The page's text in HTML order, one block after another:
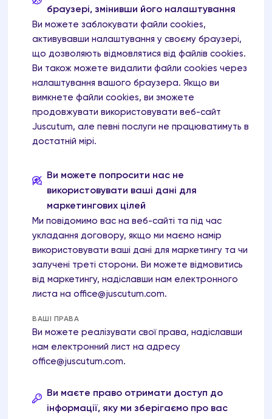
обробку ваших персональних даних. Якщо у нас
є інші законні підстави для обробки вашої
інформації, ми можемо продовжувати робити це
відповідно до ваших законних прав.
Законні інтереси
Обробка ваших даних необхідна для наших
законних інтересів, за умови, що ці інтереси не
порушують ваші права та інтереси. Ці законні
інтереси включають в себе:
для здійснення заходів, що необхідні для
укладення правочину або виконання інших
договорів з третіми особами;
виконання вимог законодавства, в тому числі
податкового законодавства, Закону України
"Про адвокатуру та адвокатську таємницю",
законодавства з питань архівного
зберігання;
вдосконалювання, налаштовування або
визначення ефективності маркетингових
кампаній;
забезпечення інформаційної безпеки даних.
У кожному випадку ці законні інтереси дійсні
лише в тому випадку, якщо вони не порушують
Ви можете заблокувати файли cookies,
активувавши налаштування у своєму браузері,
що дозволяють відмовлятися від файлів cookies.
Ви також можете видалити файли cookies через
налаштування вашого браузера. Якщо ви
вимкнете файли cookies, ви зможете
продовжувати використовувати веб-сайт
Juscutum, але певні послуги не працюватимуть в
достатній мірі.
браузері, змінивши його налаштування
Ми повідомимо вас на веб-сайті та під час
укладання договору, якщо ми маємо намір
використовувати ваші дані для маркетингу та чи
залучені треті сторони. Ви можете відмовитись
від маркетингу, надіславши нам електронного
листа на office@juscutum.com.
Ви можете попросити нас не
використовувати ваші дані для
маркетингових цілей
ВАШІ ПРАВА
Ви можете реалізувати свої права, надіславши
нам електронний лист на адресу
office@juscutum.com.
Ви маєте право отримати доступ до
інформації, яку ми зберігаємо про вас